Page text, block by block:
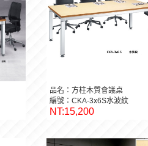
編號：CKA-3x6S水波紋
NT:15,200